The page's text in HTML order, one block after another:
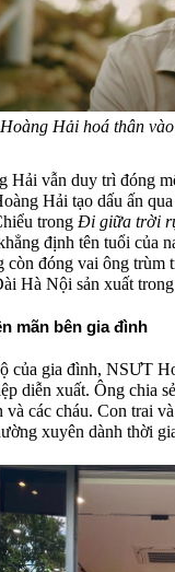
Hải hoá thân
Hải vẫn duy trì đóng
Hải tạo dấu ấn
trong Đi giữa trời
định tên tuổi của
còn đóng vai ông trùm
Hà Nội sản xuất
mãn bên gia đình
của gia đình, NSƯT
diễn xuất. Ông chia
và các cháu. Con trai
xuyên dành thời